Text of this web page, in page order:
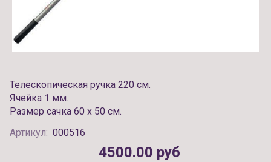
Телескопическая ручка 220 см.
Ячейка 1 мм.
Pазмер сачка 60 x 50 см.
Артикул: 000516
4500.00 руб